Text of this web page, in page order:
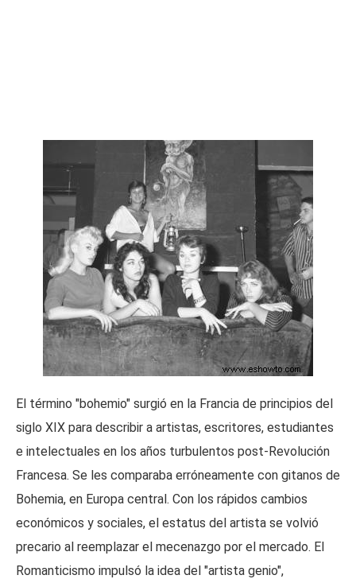
El término "bohemio" surgió en la Francia de principios del
siglo XIX para describir a artistas, escritores, estudiantes
e intelectuales en los años turbulentos post-Revolución
Francesa. Se les comparaba erróneamente con gitanos de
Bohemia, en Europa central. Con los rápidos cambios
económicos y sociales, el estatus del artista se volvió
precario al reemplazar el mecenazgo por el mercado. El
Romanticismo impulsó la idea del "artista genio",